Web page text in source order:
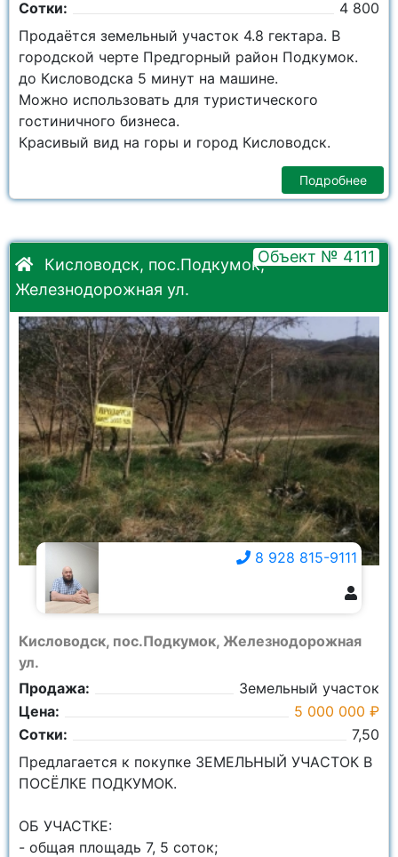
Сотки:
4 800
Продаётся земельный участок 4.8 гектара. В
городской черте Предгорный район Подкумок.
до Кисловодска 5 минут на машине.
Можно использовать для туристического
гостиничного бизнеса.
Красивый вид на горы и город Кисловодск.
Подробнее
Кисловодск, пос.Подкумок,
Железнодорожная ул.
Объект № 4111
Кисловодск, пос.Подкумок, Железнодорожная
ул.
Продажа:
Земельный участок
Цена:
5 000 000 ₽
Сотки:
7,50
8 928 815-9111
Пpедлaгaeтcя к покупкe ЗЕМЕЛЬНЫЙ УЧAСTОК B
ПОСЁЛКЕ ПОДКУМОК.
OБ УЧACТКЕ:
- общaя площaдь 7, 5 соток;